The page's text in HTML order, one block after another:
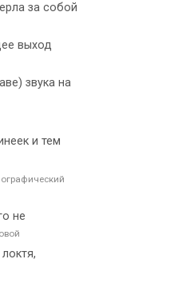
за собой
выход
звука на
и тем
не